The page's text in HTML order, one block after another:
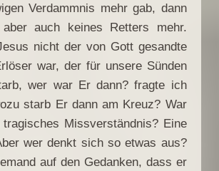
Verdammnis mehr gab, dann
auch keines Retters mehr.
nicht der von Gott gesandte
war, der für unsere Sünden
wer war Er dann? fragte ich
starb Er dann am Kreuz? War
Missverständnis? Eine
wer denkt sich so etwas aus?
auf den Gedanken, dass er